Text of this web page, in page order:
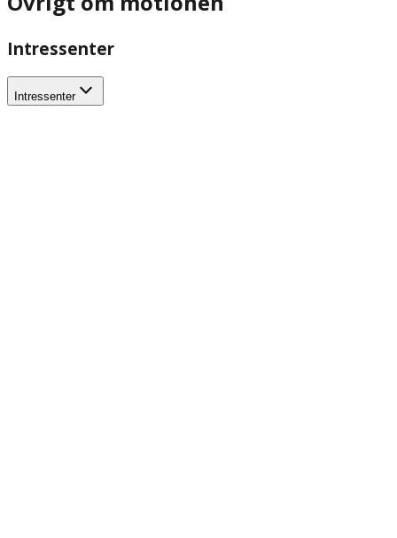
Intressenter
Intressenter